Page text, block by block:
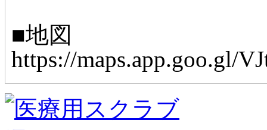
■地図
https://maps.app.goo.gl/